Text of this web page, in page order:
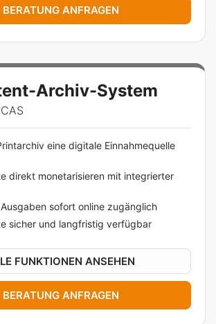
BERATUNG ANFRAGEN
Archiv-System
eine digitale Einnahmequelle
direkt monetarisieren mit integrierter
sofort online zugänglich
sicher und langfristig verfügbar
FUNKTIONEN ANSEHEN
BERATUNG ANFRAGEN